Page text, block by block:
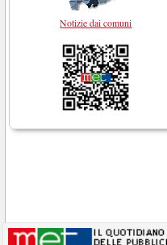
Notizie dai comuni